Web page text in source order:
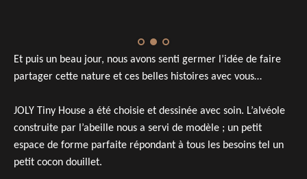
Et puis un beau jour, nous avons senti germer l’idée de faire
partager cette nature et ces belles histoires avec vous…
JOLY Tiny House a été choisie et dessinée avec soin. L’alvéole
construite par l’abeille nous a servi de modèle ; un petit
espace de forme parfaite répondant à tous les besoins tel un
petit cocon douillet.